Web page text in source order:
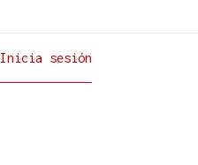
Inicia sesión